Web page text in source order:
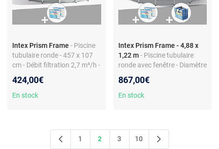
Intex Prism Frame - Piscine
tubulaire ronde - 457 x 107
cm - Débit filtration 2,7 m³/h -
échelle - Gris
424,00€
En stock
Intex Prism Frame - 4,88 x
1,22 m - Piscine tubulaire
ronde avec fenêtre - Diamètre
Accessoires inclus
867,00€
En stock
1 2 3 10